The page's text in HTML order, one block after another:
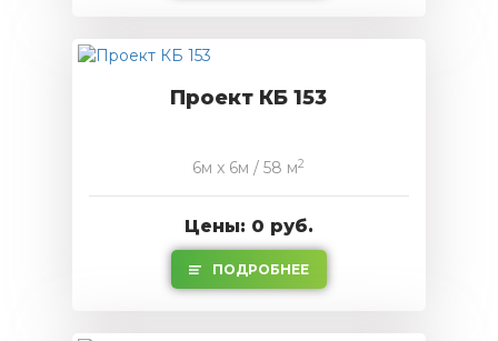
Проект КБ 153
6м x 6м / 58 м2
Цены: 0 руб.
ПОДРОБНЕЕ